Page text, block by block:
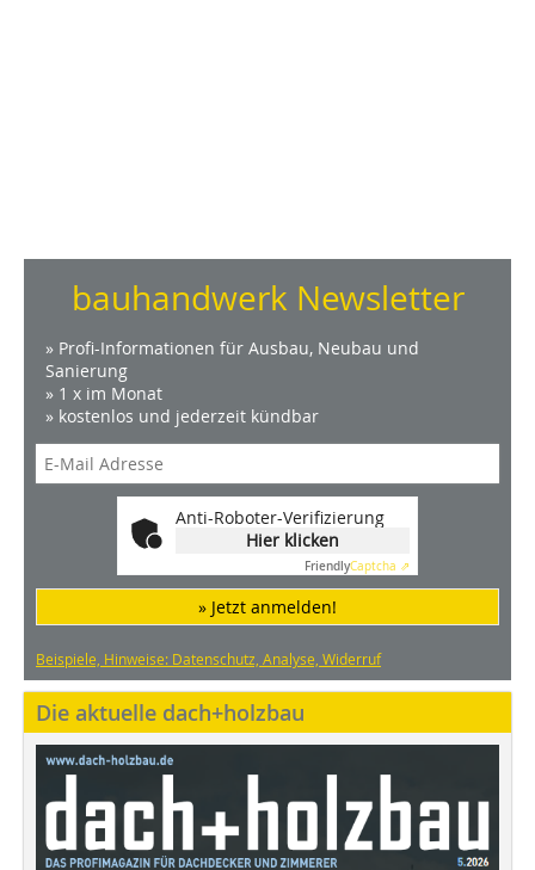
bauhandwerk Newsletter
» Profi-Informationen für Ausbau, Neubau und
Sanierung
» 1 x im Monat
» kostenlos und jederzeit kündbar
Anti-Roboter-Verifizierung
Hier klicken
FriendlyCaptcha ⇗
» Jetzt anmelden!
Beispiele, Hinweise: Datenschutz, Analyse, Widerruf
Die aktuelle dach+holzbau